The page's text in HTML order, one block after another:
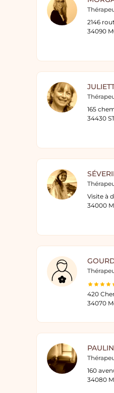
2146
34090
34430
Visite à
34000
420
34070
160
34080